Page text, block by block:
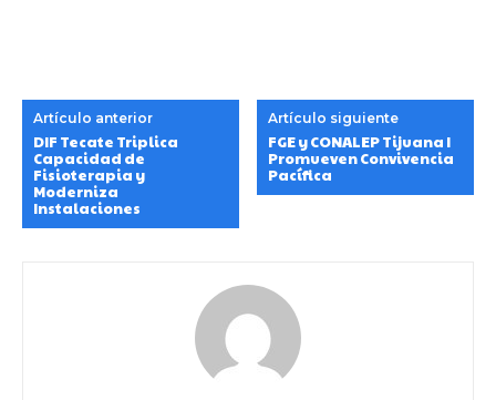
Artículo anterior
DIF Tecate Triplica
Capacidad de
Fisioterapia y
Moderniza
Instalaciones
Artículo siguiente
FGE y CONALEP Tijuana I
Promueven Convivencia
Pacífica